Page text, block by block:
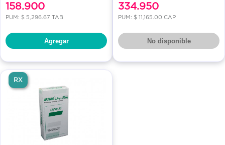
158.900
PUM: $ 5,296.67 TAB
Agregar
334.950
PUM: $ 11,165.00 CAP
No disponible
RX